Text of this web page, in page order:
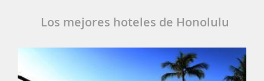
Los mejores hoteles de Honolulu